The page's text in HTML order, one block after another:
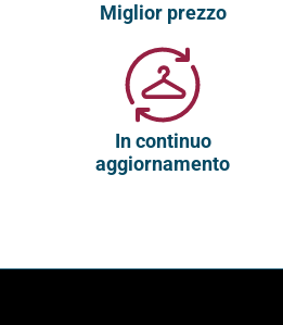
Miglior prezzo
In continuo
aggiornamento